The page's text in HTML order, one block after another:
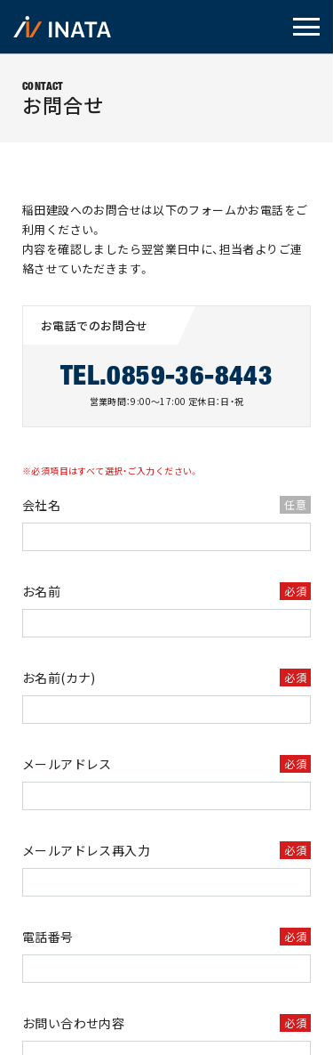
CONTACT
お問合せ
稲田建設へのお問合せは以下のフォームかお電話をご
利用ください。
内容を確認しましたら翌営業日中に、担当者よりご連
絡させていただきます。
お電話でのお問合せ
TEL.0859-36-8443
営業時間：9:00～17:00 定休日：日・祝
※必須項目はすべて選択・ご入力ください。
会社名 任意
お名前 必須
お名前(カナ) 必須
メールアドレス 必須
メールアドレス再入力 必須
電話番号 必須
お問い合わせ内容 必須